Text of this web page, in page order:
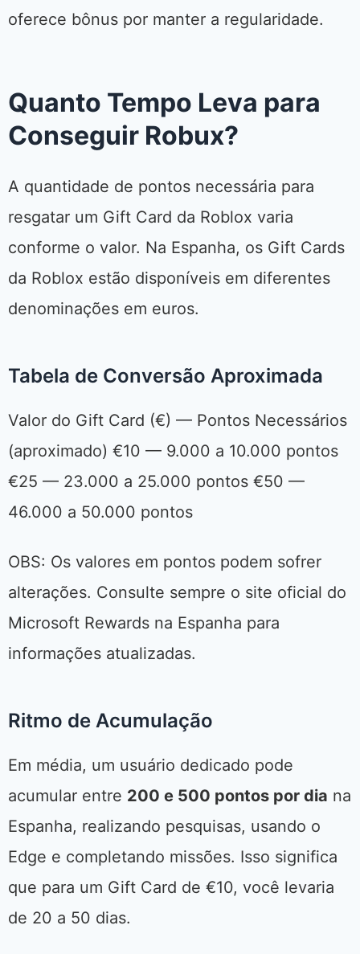
oferece bônus por manter a regularidade.
Quanto Tempo Leva para
Conseguir Robux?
A quantidade de pontos necessária para
resgatar um Gift Card da Roblox varia
conforme o valor. Na Espanha, os Gift Cards
da Roblox estão disponíveis em diferentes
denominações em euros.
Tabela de Conversão Aproximada
Valor do Gift Card (€) — Pontos Necessários
(aproximado) €10 — 9.000 a 10.000 pontos
€25 — 23.000 a 25.000 pontos €50 —
46.000 a 50.000 pontos
OBS: Os valores em pontos podem sofrer
alterações. Consulte sempre o site oficial do
Microsoft Rewards na Espanha para
informações atualizadas.
Ritmo de Acumulação
Em média, um usuário dedicado pode
acumular entre 200 e 500 pontos por dia na
Espanha, realizando pesquisas, usando o
Edge e completando missões. Isso significa
que para um Gift Card de €10, você levaria
de 20 a 50 dias.